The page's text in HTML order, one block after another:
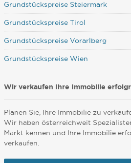
Grundstückspreise Steiermark
Grundstückspreise Tirol
Grundstückspreise Vorarlberg
Grundstückspreise Wien
Wir verkaufen Ihre Immobilie
Planen Sie, Ihre Immobilie zu
Wir haben österreichweit
Markt kennen und Ihre Immobilie
verkaufen.